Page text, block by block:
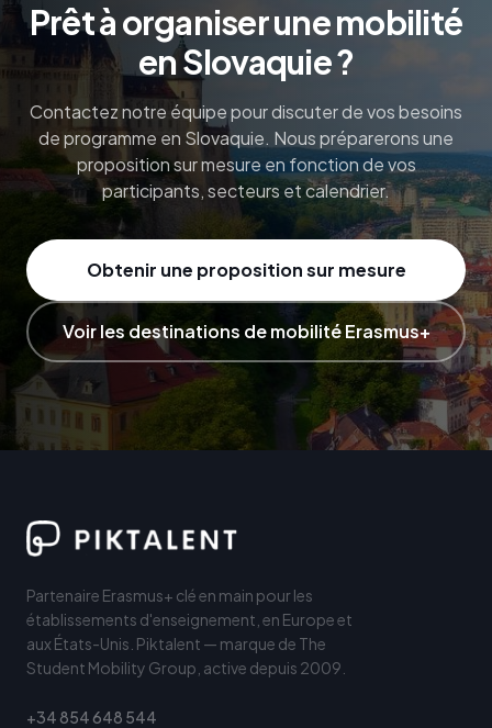
Prêt à organiser une mobilité
en Slovaquie ?
Contactez notre équipe pour discuter de vos besoins
de programme en Slovaquie. Nous préparerons une
proposition sur mesure en fonction de vos
participants, secteurs et calendrier.
Obtenir une proposition sur mesure
Voir les destinations de mobilité Erasmus+
Partenaire Erasmus+ clé en main pour les
établissements d'enseignement, en Europe et
aux États-Unis. Piktalent — marque de The
Student Mobility Group, active depuis 2009.
+34 854 648 544